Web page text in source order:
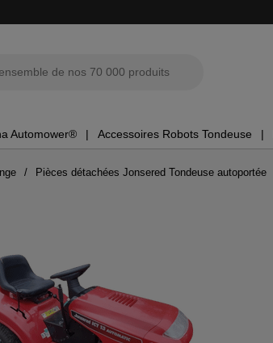
Automower® Accessoires Robots Tondeuse
Pièces détachées Jonsered Tondeuse autoportée